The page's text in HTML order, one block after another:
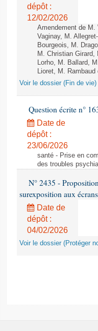
dépôt :
12/02/2026
Amendement de
Vaginay, M.
Bourgeois, M.
M. Christian
Lorho, M. Ballard,
Lioret, M.
Voir le dossier (Fin de vie)
Question écrite n°
Date de
dépôt :
23/06/2026
santé - Prise en
des troubles
N° 2435 -
surexposition aux écrans
Date de
dépôt :
04/02/2026
Voir le dossier (Protéger